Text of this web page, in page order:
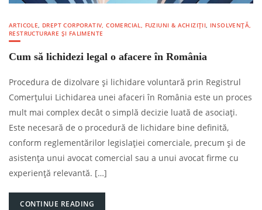
ARTICOLE, DREPT CORPORATIV, COMERCIAL, FUZIUNI & ACHIZIȚII, INSOLVENȚĂ,
RESTRUCTURARE ȘI FALIMENTE
Cum să lichidezi legal o afacere în România
Procedura de dizolvare și lichidare voluntară prin Registrul
Comerțului Lichidarea unei afaceri în România este un proces
mult mai complex decât o simplă decizie luată de asociați.
Este necesară de o procedură de lichidare bine definită,
conform reglementărilor legislației comerciale, precum și de
asistența unui avocat comercial sau a unui avocat firme cu
experiență relevantă. […]
CONTINUE READING